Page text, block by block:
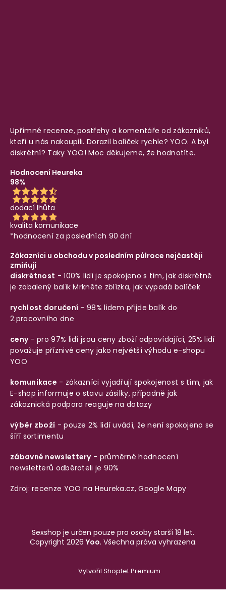
Upřímné recenze, postřehy a komentáře od zákazníků,
kteří u nás nakoupili. Dorazil balíček rychle? YOO. A byl
diskrétní? Taky YOO! Moc děkujeme, že hodnotíte.
Hodnocení Heureka
98%
dodací lhůta
kvalita komunikace
*hodnocení za posledních 90 dní
Zákazníci u obchodu v posledním půlroce nejčastěji
zmiňují
diskrétnost - 100% lidí je spokojeno s tím, jak diskrétně
je zabalený balíkMrkněte zblízka, jak vypadá balíček
rychlost doručení - 98% lidem přijde balík do
2.pracovního dne
ceny- pro 97% lidí jsou ceny zboží odpovídající, 25% lidí
považuje příznivé ceny jako největší výhodu e-shopu
YOO
komunikace - zákazníci vyjadřují spokojenost s tím, jak
E-shop informuje o stavu zásilky, případně jak
zákaznická podpora reaguje na dotazy
výběr zboží - pouze 2% lidí uvádí, že není spokojeno se
šíří sortimentu
zábavné newslettery- průměrné hodnocení
newsletterů odběrateli je 90%
Zdroj: recenze YOO na Heureka.cz,Google Mapy
Vytvořil Shoptet Premium
Sexshop je určen pouze pro osoby starší 18 let.
Copyright 2026 Yoo. Všechna práva vyhrazena.